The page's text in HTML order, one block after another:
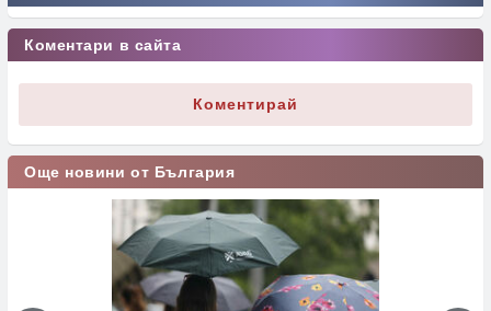
Коментари в сайта
Коментирай
Още новини от България